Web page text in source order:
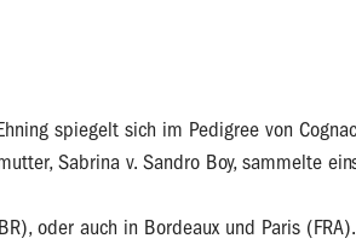
spiegelt sich im Pedigree von
Sabrina v. Sandro Boy, sammelte
oder auch in Bordeaux und Paris